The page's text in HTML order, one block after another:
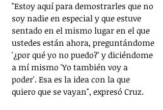
"Estoy aquí para demostrarles que no
soy nadie en especial y que estuve
sentado en el mismo lugar en el que
ustedes están ahora, preguntándome
'¿por qué yo no puedo?' y diciéndome
a mí mismo 'Yo también voy a
poder'. Esa es la idea con la que
quiero que se vayan", expresó Cruz.